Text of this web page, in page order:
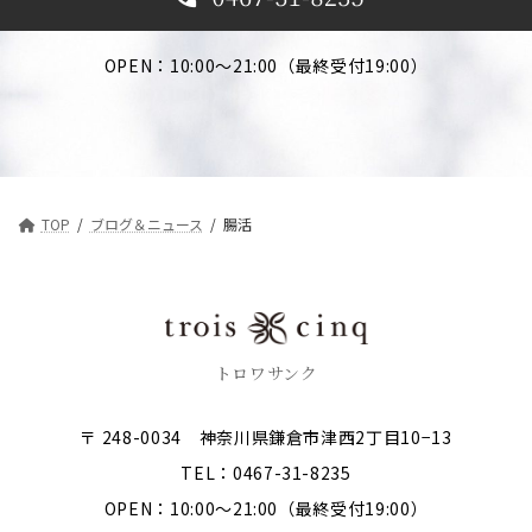
OPEN：10:00～21:00（最終受付19:00）
TOP ブログ＆ニュース 腸活
トロワサンク
〒 248-0034 神奈川県鎌倉市津西2丁目10−13
TEL：0467-31-8235
OPEN：10:00～21:00（最終受付19:00）